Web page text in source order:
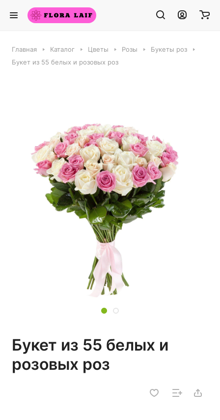
Главная Каталог Цветы Розы
Букеты роз
Букет из 55 белых и розовых роз
Букет из 55 белых и
розовых роз